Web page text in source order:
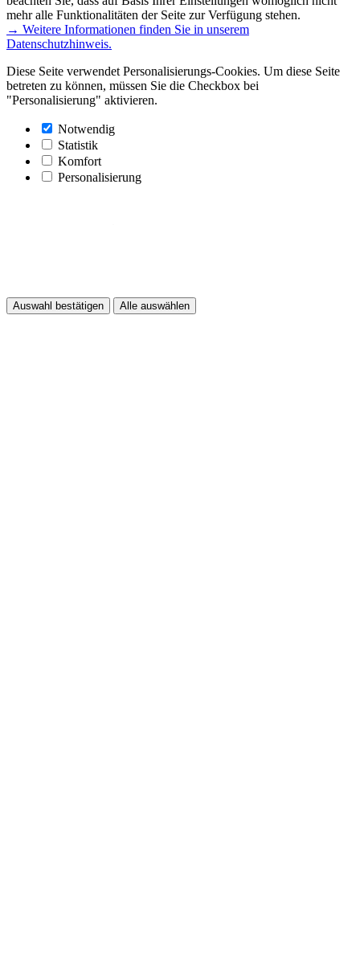
mehr alle Funktionalitäten der Seite zur Verfügung stehen.
→ Weitere Informationen finden Sie in unserem
Datenschutzhinweis.
Diese Seite verwendet Personalisierungs-Cookies. Um diese Seite
betreten zu können, müssen Sie die Checkbox bei
"Personalisierung" aktivieren.
Notwendig
Statistik
Komfort
Personalisierung
Auswahl bestätigen Alle auswählen